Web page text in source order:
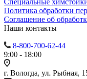
Политика обработки
Cоглашение об
Наши контакты
8-800-700-62-44
9:00 - 18:00
г. Вологда, ул. Рыбная,